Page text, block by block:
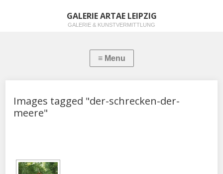
GALERIE ARTAE LEIPZIG
GALERIE & KUNSTVERMITTLUNG
Images tagged "der-schrecken-der-
meere"